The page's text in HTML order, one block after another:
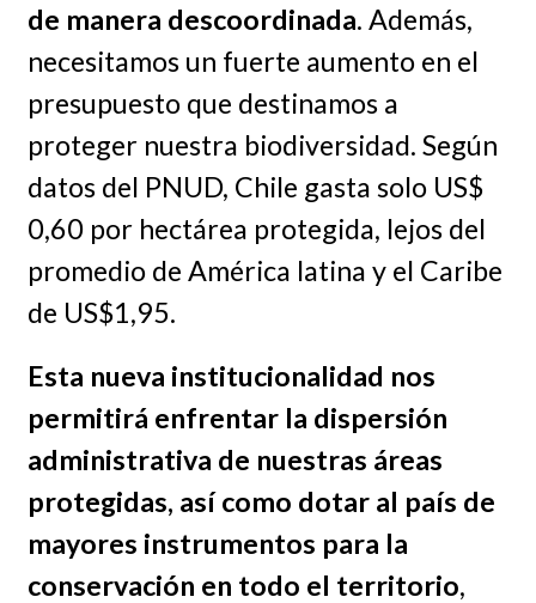
de manera descoordinada. Además,
necesitamos un fuerte aumento en el
presupuesto que destinamos a
proteger nuestra biodiversidad. Según
datos del PNUD, Chile gasta solo US$
0,60 por hectárea protegida, lejos del
promedio de América latina y el Caribe
de US$1,95.
Esta nueva institucionalidad nos
permitirá enfrentar la dispersión
administrativa de nuestras áreas
protegidas, así como dotar al país de
mayores instrumentos para la
conservación en todo el territorio,